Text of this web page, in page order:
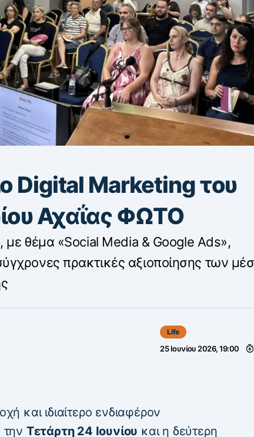
Digital Marketing του
Αχαΐας ΦΩΤΟ
με θέμα «Social Media & Google Ads»,
πρακτικές αξιοποίησης των
Life
25 Ιουνίου 2026, 19:00
και ιδιαίτερο ενδιαφέρον
Τετάρτη 24 Ιουνίου και η δεύτερη